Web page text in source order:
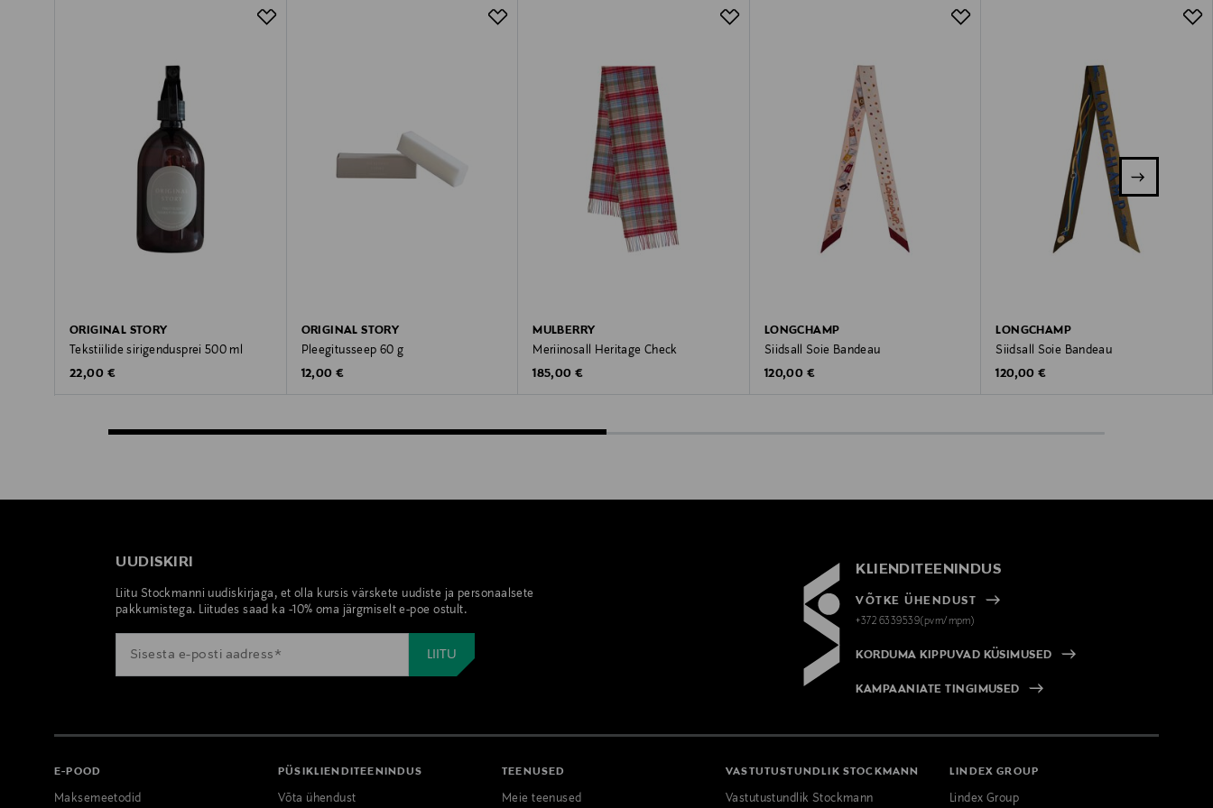
ORIGINAL STORY
Tekstiilide sirigendusprei 500 ml
Original Price
22,00 €
ORIGINAL STORY
Pleegitusseep 60 g
Original Price
12,00 €
MULBERRY
Meriinosall Heritage Check
Original Price
185,00 €
LONGCHAMP
Siidsall Soie Bandeau
Original Price
120,00 €
LONGCHAMP
Siidsall Soie Bandeau
Original Price
120,00 €
UUDISKIRI
Liitu Stockmanni uudiskirjaga, et olla kursis värskete uudiste ja personaalsete
pakkumistega. Liitudes saad ka -10% oma järgmiselt e-poe ostult.
KLIENDITEENINDUS
VÕTKE ÜHENDUST
+372 6339539(pvm/mpm)
KORDUMA KIPPUVAD KÜSIMUSED
KAMPAANIATE TINGIMUSED
E-POOD
Maksemeetodid
PÜSIKLIENDITEENINDUS
Võta ühendust
TEENUSED
Meie teenused
VASTUTUSTUNDLIK STOCKMANN
Vastutustundlik Stockmann
LINDEX GROUP
Lindex Group